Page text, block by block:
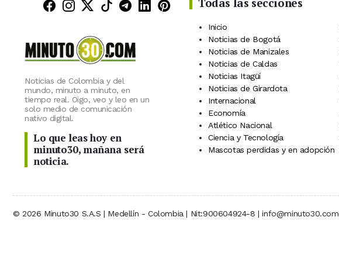
Minuto30 en Facebook
Minuto30 en Instagram
Minuto30 en X (Twitter)
Minuto30 en TikTok
Canal de Minuto30 en Telegram
Minuto30 en LinkedIn
Minuto30 en Pinterest
Noticias de Colombia y del
mundo, minuto a minuto, en
tiempo real. Oigo, veo y leo en un
solo medio de comunicación
nativo digital.
Lo que leas hoy en
minuto30, mañana será
noticia.
Inicio
Noticias de Bogotá
Noticias de Manizales
Noticias de Caldas
Noticias Itagüí
Noticias de Girardota
Internacional
Economía
Atlético Nacional
Ciencia y Tecnología
Mascotas perdidas y en adopción
© 2026 Minuto30 S.A.S | Medellín - Colombia | Nit:900604924-8 | info@minuto30.com